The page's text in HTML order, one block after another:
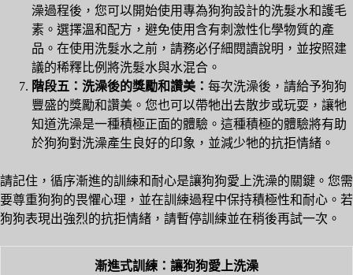
澡過程後，您可以開始使用專為狗狗設計的洗髮水和護毛
素。選擇溫和配方，避免使用含有刺激性化學物質的產
品。在使用洗髮水之前，請務必仔細閱讀說明，並按照建
議的稀釋比例將洗髮水與水混合。
階段五：洗澡後的獎勵和讚美： 每次洗澡後，請給予狗狗
豐盛的獎勵和讚美。您也可以帶牠出去散步或玩耍，讓牠
知道洗澡是一種積極正面的體驗。這種積極的體驗將有助
於狗狗對洗澡產生良好的印象，並減少牠的抗拒情緒。
請記住，循序漸進的訓練和耐心是讓狗狗愛上洗澡的關鍵。您需
要尊重狗狗的畏懼心理，並在訓練過程中保持積極性和耐心。若
狗狗表現出強烈的抗拒情緒，請暫停訓練並在稍後再試一次。
漸進式訓練：讓狗狗愛上洗澡